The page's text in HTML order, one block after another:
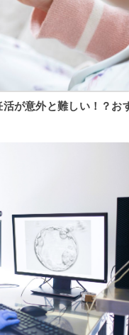
が意外と難しい！？お